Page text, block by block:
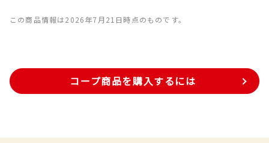
この商品情報は2026年7月21日時点のものです。
コープ商品を購入するには